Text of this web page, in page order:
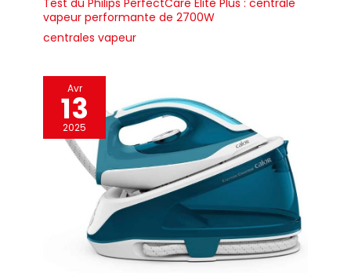
Test du Philips PerfectCare Elite Plus : centrale
vapeur performante de 2700W
centrales vapeur
Avr
13
2025